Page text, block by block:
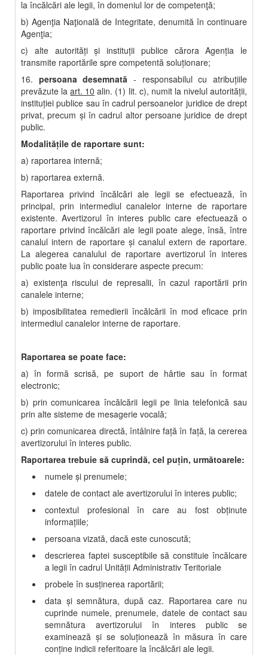
la încălcări ale legii, în domeniul lor de competenţă;
b) Agenţia Naţională de Integritate, denumită în continuare
Agenţia;
c) alte autorităţi şi instituţii publice cărora Agenţia le
transmite raportările spre competentă soluţionare;
16. persoana desemnată - responsabilul cu atribuţiile
prevăzute laart. 10 alin. (1) lit. c), numit la nivelul autorităţii,
instituţiei publice sau în cadrul persoanelor juridice de drept
privat, precum şi în cadrul altor persoane juridice de drept
public.
Modalităţile de raportare sunt:
a) raportarea internă;
b) raportarea externă.
Raportarea privind încălcări ale legii se efectuează, în
principal, prin intermediul canalelor interne de raportare
existente. Avertizorul în interes public care efectuează o
raportare privind încălcări ale legii poate alege, însă, între
canalul intern de raportare şi canalul extern de raportare.
La alegerea canalului de raportare avertizorul în interes
public poate lua în considerare aspecte precum:
a) existenţa riscului de represalii, în cazul raportării prin
canalele interne;
b) imposibilitatea remedierii încălcării în mod eficace prin
intermediul canalelor interne de raportare.
Raportarea se poate face:
a) în formă scrisă, pe suport de hârtie sau în format
electronic;
b) prin comunicarea încălcării legii pe linia telefonică sau
prin alte sisteme de mesagerie vocală;
c) prin comunicarea directă, întâlnire faţă în faţă, la cererea
avertizorului în interes public.
Raportarea trebuie să cuprindă, cel puţin, următoarele:
numele şi prenumele;
datele de contact ale avertizorului în interes public;
contextul profesional în care au fost obţinute
informaţiile;
persoana vizată, dacă este cunoscută;
descrierea faptei susceptibile să constituie încălcare
a legii în cadrul Unității Administrativ Teritoriale
probele în susţinerea raportării;
data şi semnătura, după caz. Raportarea care nu
cuprinde numele, prenumele, datele de contact sau
semnătura avertizorului în interes public se
examinează şi se soluţionează în măsura în care
conţine indicii referitoare la încălcări ale legii.